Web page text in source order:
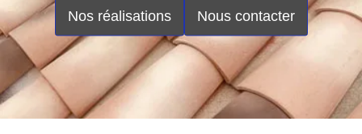
Nos réalisations Nous contacter